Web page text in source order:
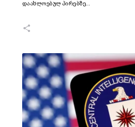
დაახლოებულ პირებზე…